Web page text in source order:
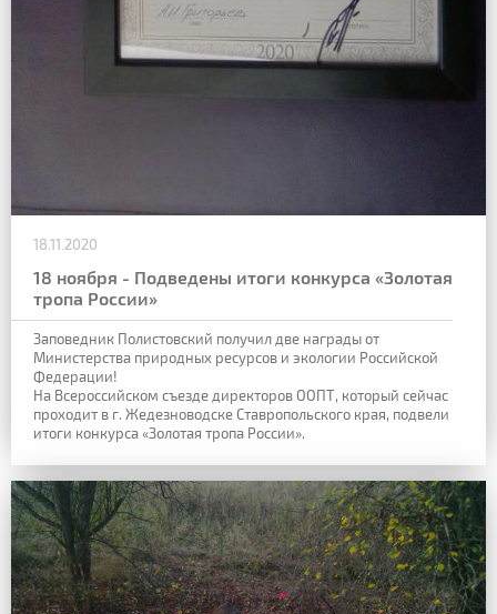
18.11.2020
18 ноября - Подведены итоги конкурса «Золотая
тропа России»
Заповедник Полистовский получил две награды от
Министерства природных ресурсов и экологии Российской
Федерации!
На Всероссийском съезде директоров ООПТ, который сейчас
проходит в г. Жедезноводске Ставропольского края, подвели
итоги конкурса «Золотая тропа России».